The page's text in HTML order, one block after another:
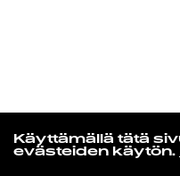
Käyttämällä tätä
evästeiden käytön.
Florence Adooni
Mam Pe'ela Su'ure